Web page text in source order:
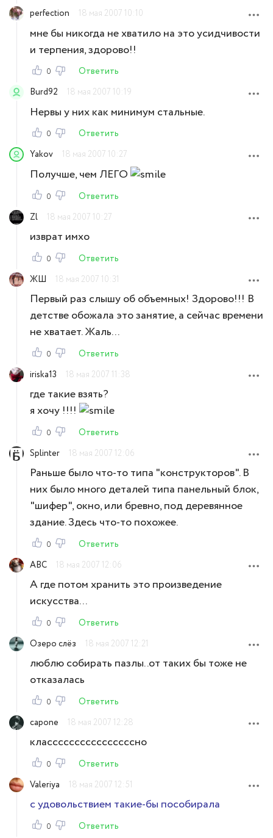
perfection
18 мая 2007 10:10
мне бы никогда не хватило на это усидчивости
и терпения, здорово!!
0
Ответить
Burd92
18 мая 2007 10:19
Нервы у них как минимум стальные.
0
Ответить
Yakov
18 мая 2007 10:27
Получше, чем ЛЕГО
0
Ответить
Zl
18 мая 2007 10:27
изврат имхо
0
Ответить
ЖШ
18 мая 2007 10:31
Первый раз слышу об объемных! Здорово!!! В
детстве обожала это занятие, а сейчас времени
не хватает. Жаль...
0
Ответить
iriska13
18 мая 2007 11:38
где такие взять?
я хочу !!!!
0
Ответить
Splinter
18 мая 2007 12:06
Раньше было что-то типа "конструкторов". В
них было много деталей типа панельный блок,
"шифер", окно, или бревно, под деревянное
здание. Здесь что-то похожее.
0
Ответить
ABC
18 мая 2007 12:06
А где потом хранить это произведение
искусства...
0
Ответить
Озеро слёз
18 мая 2007 12:21
люблю собирать пазлы..от таких бы тоже не
отказалась
0
Ответить
capone
18 мая 2007 12:28
классссссссссссссссно
0
Ответить
Valeriya
18 мая 2007 12:51
с удовольствием такие-бы пособирала
0
Ответить